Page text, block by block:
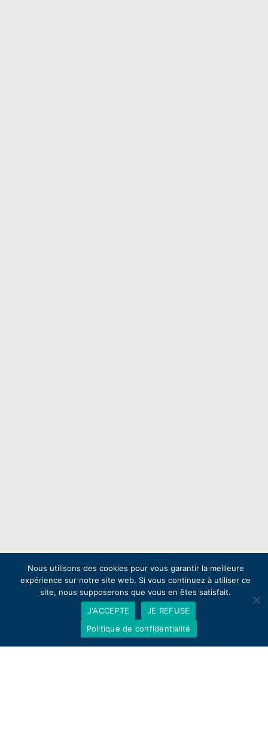
Nous utilisons des cookies pour vous garantir la meilleure
expérience sur notre site web. Si vous continuez à utiliser ce
site, nous supposerons que vous en êtes satisfait.
J'ACCEPTE
JE REFUSE
Politique de confidentialité